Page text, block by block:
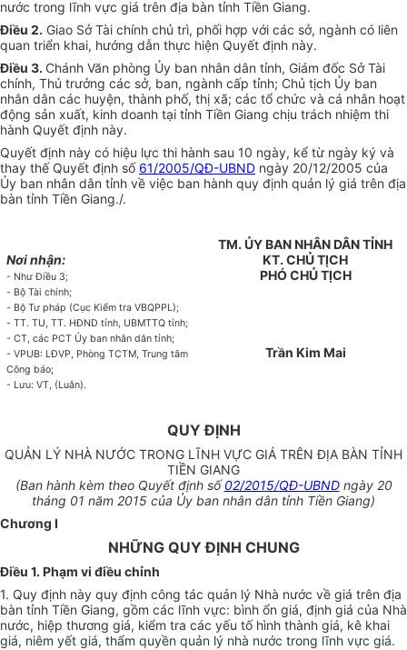
nước trong lĩnh vực giá trên địa bàn tỉnh Tiền Giang.
Điều 2. Giao Sở Tài chính chủ trì, phối hợp với các sở, ngành có liên
quan triển khai, hướng dẫn thực hiện Quyết định này.
Điều 3. Chánh Văn phòng Ủy ban nhân dân tỉnh, Giám đốc Sở Tài
chính, Thủ trưởng các sở, ban, ngành cấp tỉnh; Chủ tịch Ủy ban
nhân dân các huyện, thành phố, thị xã; các tổ chức và cá nhân hoạt
động sản xuất, kinh doanh tại tỉnh Tiền Giang chịu trách nhiệm thi
hành Quyết định này.
Quyết định này có hiệu lực thi hành sau 10 ngày, kể từ ngày ký và
thay thế Quyết định số 61/2005/QĐ-UBND ngày 20/12/2005 của
Ủy ban nhân dân tỉnh về việc ban hành quy định quản lý giá trên địa
bàn tỉnh Tiền Giang./.
Nơi nhận:
- Như Điều 3;
- Bộ Tài chính;
- Bộ Tư pháp (Cục Kiểm tra VBQPPL);
-TT. TU, TT. HĐND tỉnh, UBMTTQ tỉnh;
- CT, các PCT Ủy ban nhân dân tỉnh;
- VPUB: LĐVP, Phòng TCTM, Trung tâm
Công báo;
- Lưu: VT, (Luân).
TM. ỦY BAN NHÂN DÂN TỈNH
KT. CHỦ TỊCH
PHÓ CHỦ TỊCH
Trần Kim Mai
QUY ĐỊNH
QUẢN LÝ NHÀ NƯỚC TRONG LĨNH VỰC GIÁ TRÊN ĐỊA BÀN TỈNH
TIỀN GIANG
(Ban hành kèm theo Quyết định số02/2015/QĐ-UBNDngày 20
tháng 01 năm 2015 của Ủy ban nhân dân tỉnh Tiền Giang)
Chương I
NHỮNG QUY ĐỊNH CHUNG
Điều 1. Phạm vi điều chỉnh
1. Quy định này quy định công tác quản lý Nhà nước về giá trên địa
bàn tỉnh Tiền Giang, gồm các lĩnh vực: bình ổn giá, định giá của Nhà
nước, hiệp thương giá, kiểm tra các yếu tố hình thành giá, kê khai
giá, niêm yết giá, thẩm quyền quản lý nhà nước trong lĩnh vực giá.